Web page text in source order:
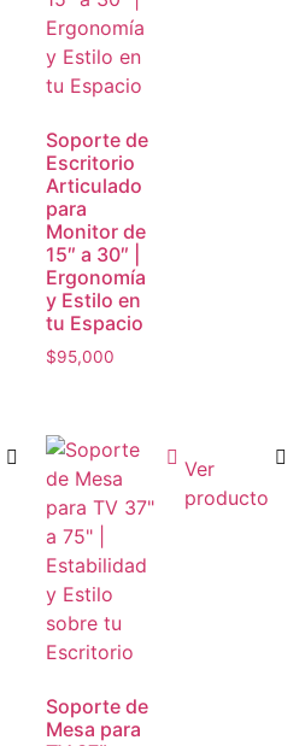
Soporte de
Escritorio
Articulado
para
Monitor de
15″ a 30″ |
Ergonomía
y Estilo en
tu Espacio
$95,000
Soporte de
Mesa para
Ver
producto